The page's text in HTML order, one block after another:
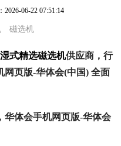
2026-06-22 07:51:14
磁选机
湿式精选磁选机供应商，行
网页版-华体会(中国) 全面
华体会手机网页版-华体会